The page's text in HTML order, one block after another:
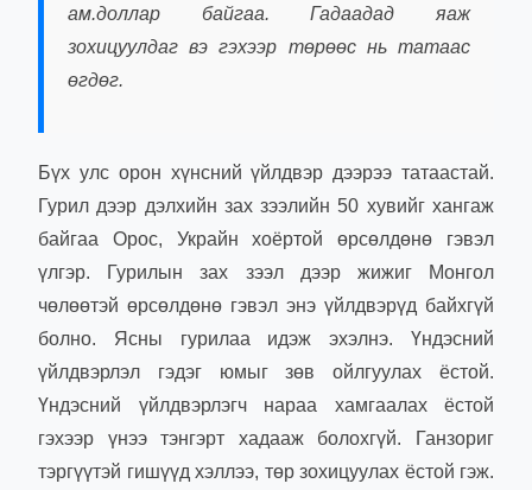
ам.доллар байгаа. Гадаадад яаж
зохицуулдаг вэ гэхээр төрөөс нь татаас
өгдөг.
Бүх улс орон хүнсний үйлдвэр дээрээ татаастай.
Гурил дээр дэлхийн зах зээлийн 50 хувийг хангаж
байгаа Орос, Украйн хоёртой өрсөлдөнө гэвэл
үлгэр. Гурилын зах зээл дээр жижиг Монгол
чөлөөтэй өрсөлдөнө гэвэл энэ үйлдвэрүд байхгүй
болно. Ясны гурилаа идэж эхэлнэ. Үндэсний
үйлдвэрлэл гэдэг юмыг зөв ойлгуулах ёстой.
Үндэсний үйлдвэрлэгч нараа хамгаалах ёстой
гэхээр үнээ тэнгэрт хадааж болохгүй. Ганзориг
тэргүүтэй гишүүд хэллээ, төр зохицуулах ёстой гэж.